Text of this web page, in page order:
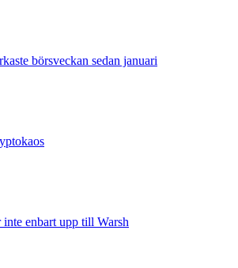
börsveckan sedan januari
enbart upp till Warsh